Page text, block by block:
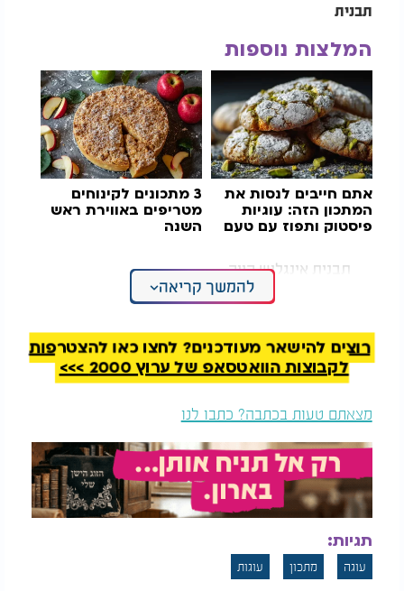
תבנית
המלצות נוספות
אתם חייבים לנסות את
המתכון הזה: עוגיות
פיסטוק ותפוז עם טעם
3 מתכונים לקינוחים
מטריפים באווירת ראש
השנה
תבנית אינגליש קייק
1 כוס קמח תופח
2 ביצים
חצי כוס סוכר
תוספות אפשריות
תמצית וניל
קקאו להכנת עוגת שיש
אופן ההכנה
מחממים תנור ל 180 מעלות.
להמשך קריאה
רוצים להישאר מעודכנים? לחצו כאן להצטרפות
לקבוצות הוואטסאפ של ערוץ 2000 >>>
מצאתם טעות בכתבה? כתבו לנו
תגיות:
עוגה מתכון עוגות